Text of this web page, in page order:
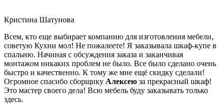
Кристина Шатунова
Всем, кто еще выбирает компанию для изготовления мебели,
советую Кухни мол! Не пожалеете! Я заказывала шкаф-купе в
спальню. Начиная с обсуждения заказа и заканчивая
монтажом никаких проблем не было. Все было сделано очень
быстро и качественно. К тому же мне ещё скидку сделали!
Огромное спасибо сборщику Алексею за прекрасный шкаф!
Это мастер своего дела! Всю мебель буду заказывать только
здесь.